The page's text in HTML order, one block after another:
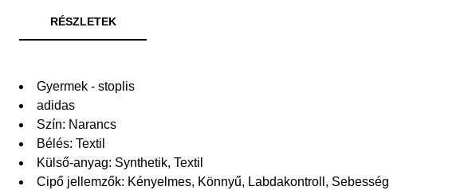
RÉSZLETEK
Gyermek - stoplis
adidas
Szín: Narancs
Bélés: Textil
Külső-anyag: Synthetik, Textil
Cipő jellemzők: Kényelmes, Könnyű, Labdakontroll, Sebesség